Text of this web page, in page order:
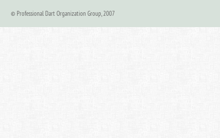
© Professional Dart Organization Group, 2007